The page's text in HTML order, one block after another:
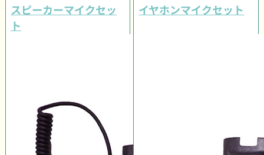
スピーカーマイクセッ
ト
イヤホンマイクセット